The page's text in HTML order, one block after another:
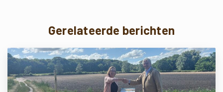
Gerelateerde berichten